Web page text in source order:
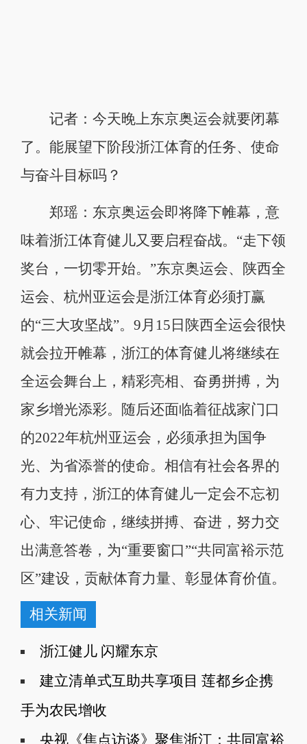
记者：今天晚上东京奥运会就要闭幕
了。能展望下阶段浙江体育的任务、使命
与奋斗目标吗？
郑瑶：东京奥运会即将降下帷幕，意
味着浙江体育健儿又要启程奋战。“走下领
奖台，一切零开始。”东京奥运会、陕西全
运会、杭州亚运会是浙江体育必须打赢
的“三大攻坚战”。9月15日陕西全运会很快
就会拉开帷幕，浙江的体育健儿将继续在
全运会舞台上，精彩亮相、奋勇拼搏，为
家乡增光添彩。随后还面临着征战家门口
的2022年杭州亚运会，必须承担为国争
光、为省添誉的使命。相信有社会各界的
有力支持，浙江的体育健儿一定会不忘初
心、牢记使命，继续拼搏、奋进，努力交
出满意答卷，为“重要窗口”“共同富裕示范
区”建设，贡献体育力量、彰显体育价值。
相关新闻
浙江健儿 闪耀东京
建立清单式互助共享项目 莲都乡企携
手为农民增收
央视《焦点访谈》聚焦浙江：共同富裕